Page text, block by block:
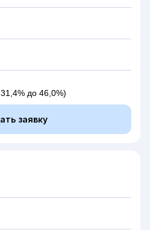
до 46,0%)
заявку